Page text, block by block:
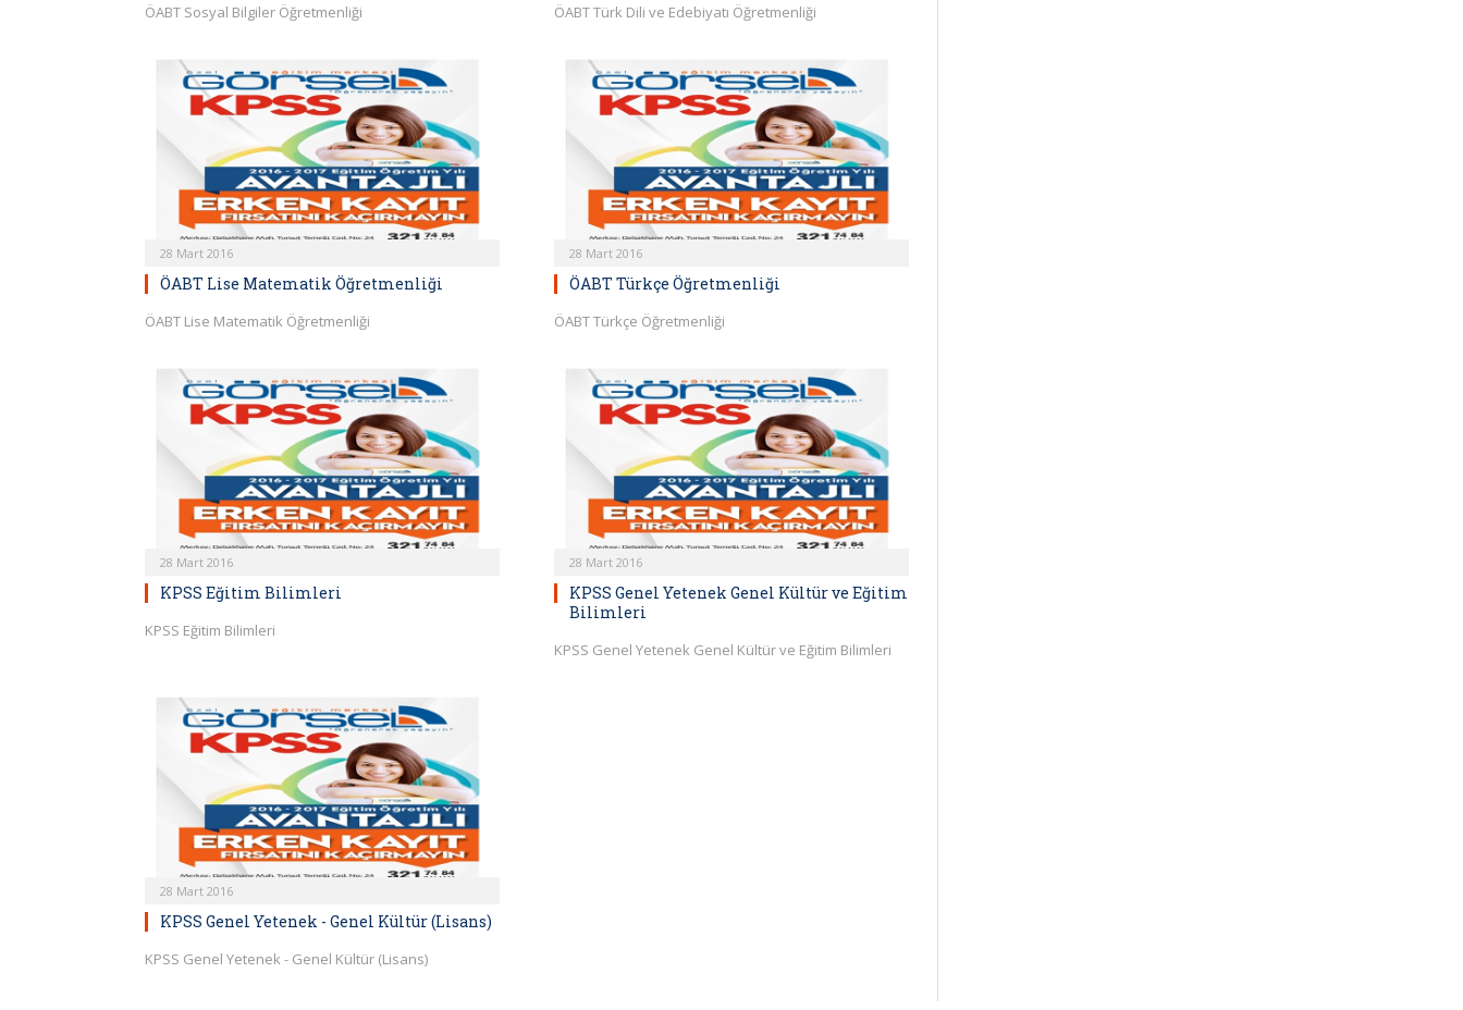
ÖABT Sosyal Bilgiler Öğretmenliği ÖABT Türk Dili ve Edebiyatı Öğretmenliği
28 Mart 2016
ÖABT Lise Matematik Öğretmenliği
ÖABT Lise Matematik Öğretmenliği
28 Mart 2016
ÖABT Türkçe Öğretmenliği
ÖABT Türkçe Öğretmenliği
28 Mart 2016
KPSS Eğitim Bilimleri
KPSS Eğitim Bilimleri
28 Mart 2016
KPSS Genel Yetenek Genel Kültür ve Eğitim
Bilimleri
KPSS Genel Yetenek Genel Kültür ve Eğitim Bilimleri
28 Mart 2016
KPSS Genel Yetenek - Genel Kültür (Lisans)
KPSS Genel Yetenek - Genel Kültür (Lisans)